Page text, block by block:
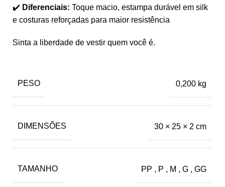
✔️ Diferenciais: Toque macio, estampa durável em silk
e costuras reforçadas para maior resistência
Sinta a liberdade de vestir quem você é.
PESO 0,200 kg
DIMENSÕES 30 × 25 × 2 cm
TAMANHO PP , P , M , G , GG